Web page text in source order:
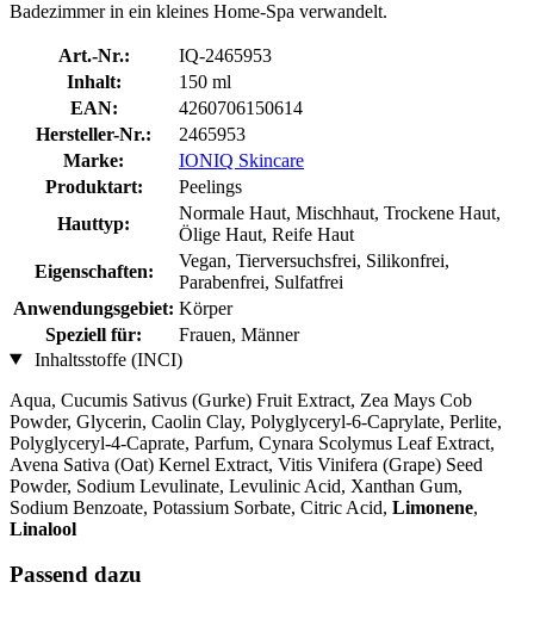
Badezimmer in ein kleines Home-Spa verwandelt.
Art.-Nr.:
IQ-2465953
Inhalt:
150 ml
EAN:
4260706150614
Hersteller-Nr.:
2465953
Marke:
IONIQ Skincare
Produktart:
Peelings
Hauttyp:
Normale Haut, Mischhaut, Trockene Haut,
Ölige Haut, Reife Haut
Eigenschaften:
Vegan, Tierversuchsfrei, Silikonfrei,
Parabenfrei, Sulfatfrei
Anwendungsgebiet: Körper
Speziell für:
Frauen, Männer
Inhaltsstoffe (INCI)
Aqua, Cucumis Sativus (Gurke) Fruit Extract, Zea Mays Cob
Powder, Glycerin, Caolin Clay, Polyglyceryl-6-Caprylate, Perlite,
Polyglyceryl-4-Caprate, Parfum, Cynara Scolymus Leaf Extract,
Avena Sativa (Oat) Kernel Extract, Vitis Vinifera (Grape) Seed
Powder, Sodium Levulinate, Levulinic Acid, Xanthan Gum,
Sodium Benzoate, Potassium Sorbate, Citric Acid, Limonene,
Linalool
Passend dazu